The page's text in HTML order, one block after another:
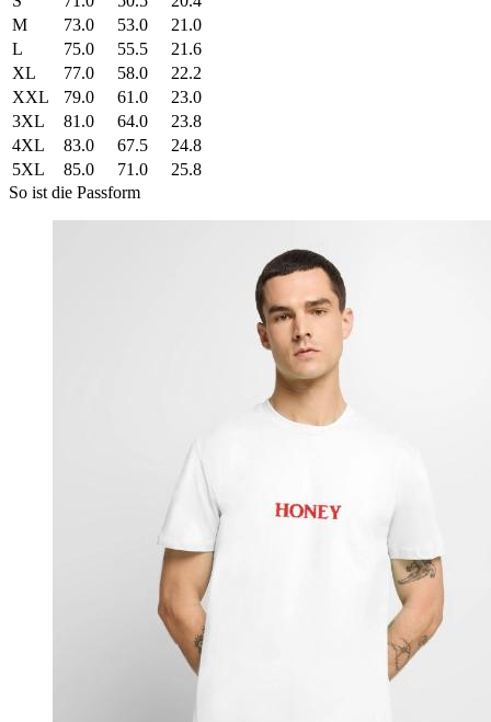
M
73.0 53.0
21.0
L
75.0 55.5
21.6
XL
77.0 58.0
22.2
XXL
79.0 61.0
23.0
3XL
81.0 64.0
23.8
4XL
83.0 67.5
24.8
5XL
85.0 71.0
25.8
So ist die Passform